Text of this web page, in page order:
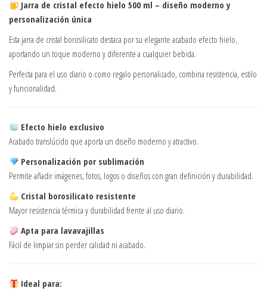
Jarra de cristal efecto hielo 500 ml – diseño moderno y
personalización única
Esta jarra de cristal borosilicato destaca por su elegante acabado efecto hielo,
aportando un toque moderno y diferente a cualquier bebida.
Perfecta para el uso diario o como regalo personalizado, combina resistencia, estilo
y funcionalidad.
Efecto hielo exclusivo
Acabado translúcido que aporta un diseño moderno y atractivo.
Personalización por sublimación
Permite añadir imágenes, fotos, logos o diseños con gran definición y durabilidad.
Cristal borosilicato resistente
Mayor resistencia térmica y durabilidad frente al uso diario.
Apta para lavavajillas
Fácil de limpiar sin perder calidad ni acabado.
Ideal para: